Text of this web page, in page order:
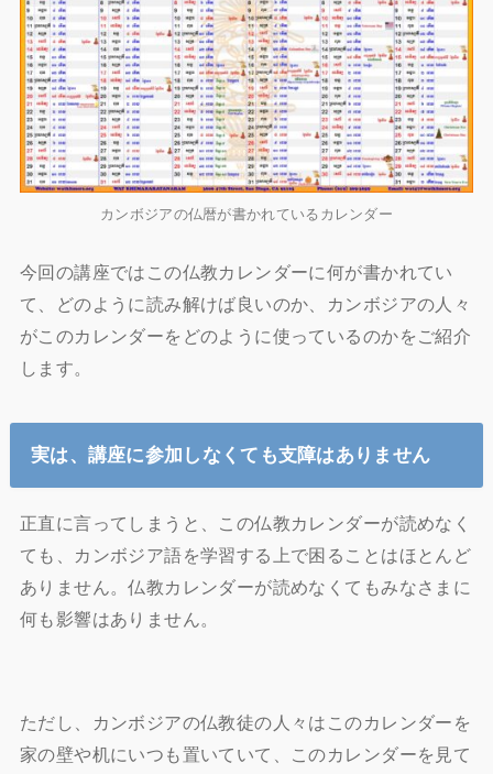
カンボジアの仏暦が書かれているカレンダー
今回の講座ではこの仏教カレンダーに何が書かれてい
て、どのように読み解けば良いのか、カンボジアの人々
がこのカレンダーをどのように使っているのかをご紹介
します。
実は、講座に参加しなくても支障はありません
正直に言ってしまうと、この仏教カレンダーが読めなく
ても、カンボジア語を学習する上で困ることはほとんど
ありません。仏教カレンダーが読めなくてもみなさまに
何も影響はありません。
ただし、カンボジアの仏教徒の人々はこのカレンダーを
家の壁や机にいつも置いていて、このカレンダーを見て